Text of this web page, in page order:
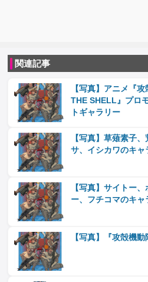
関連記事
【写真】アニメ『
THE SHELL』プロ
トギャラリー
【写真】草薙素子
サ、イシカワのキ
【写真】サイトー
ー、フチコマのキ
【写真】『攻殻機